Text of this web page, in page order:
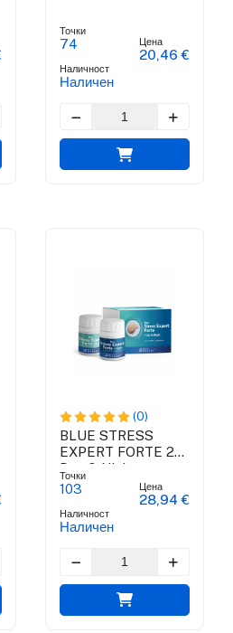
Точки
74
Наличност
Наличен
Цена
20,46 €
(0)
BLUE STRESS
EXPERT FORTE 24
Day & Night
Точки
103
Наличност
Наличен
Цена
28,94 €